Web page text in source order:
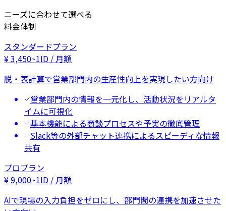
ニーズに合わせて選べる
料金体制
スタンダードプラン
¥3,450~1ID / 月額
脱・表計算で営業部門内の生産性向上を実現したい方向け
営業部門内の情報を一元化し、活動状況をリアルタ
イムに可視化
基本機能による商談プロセスや予実の徹底管理
Slack等の外部チャット連携によるスピーディな情報
共有
プロプラン
¥9,000~1ID / 月額
AIで現場の入力負担をゼロにし、部門間の連携を加速させた